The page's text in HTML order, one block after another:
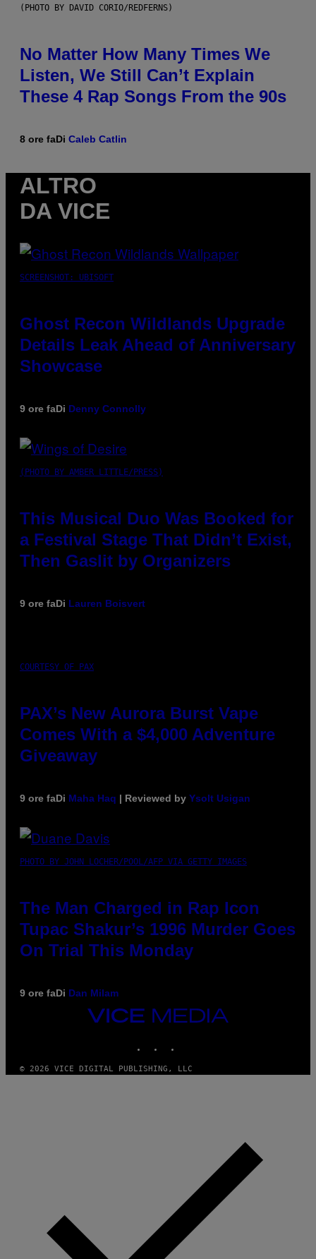
(PHOTO BY DAVID CORIO/REDFERNS)
No Matter How Many Times We
Listen, We Still Can’t Explain
These 4 Rap Songs From the 90s
8 ore faDi Caleb Catlin
ALTRO
DA VICE
SCREENSHOT: UBISOFT
Ghost Recon Wildlands Upgrade
Details Leak Ahead of Anniversary
Showcase
9 ore faDi Denny Connolly
(PHOTO BY AMBER LITTLE/PRESS)
This Musical Duo Was Booked for
a Festival Stage That Didn’t Exist,
Then Gaslit by Organizers
9 ore faDi Lauren Boisvert
COURTESY OF PAX
PAX’s New Aurora Burst Vape
Comes With a $4,000 Adventure
Giveaway
9 ore faDi Maha Haq | Reviewed by Ysolt Usigan
PHOTO BY JOHN LOCHER/POOL/AFP VIA GETTY IMAGES
The Man Charged in Rap Icon
Tupac Shakur’s 1996 Murder Goes
On Trial This Monday
9 ore faDi Dan Milam
VICE
MEDIA
© 2026 VICE DIGITAL PUBLISHING, LLC